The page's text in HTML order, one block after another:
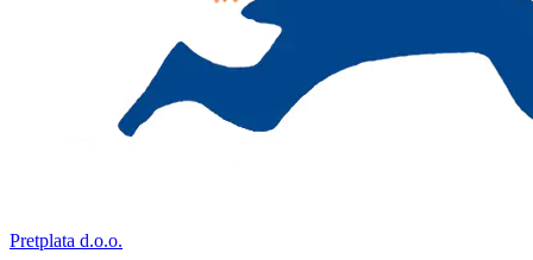
Pretplata d.o.o.